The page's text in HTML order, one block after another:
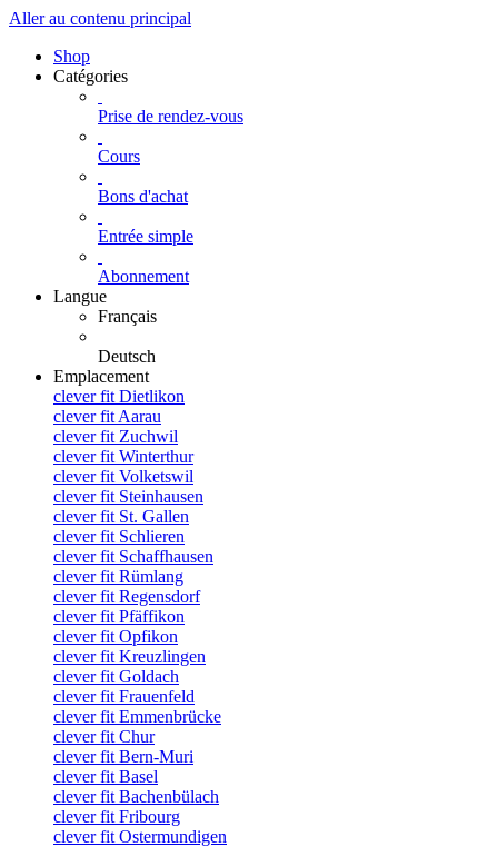
Aller au contenu principal
Shop
Catégories
Prise de rendez-vous
Cours
Bons d'achat
Entrée simple
Abonnement
Langue
Français
Deutsch
Emplacement
clever fit Dietlikon
clever fit Aarau
clever fit Zuchwil
clever fit Winterthur
clever fit Volketswil
clever fit Steinhausen
clever fit St. Gallen
clever fit Schlieren
clever fit Schaffhausen
clever fit Rümlang
clever fit Regensdorf
clever fit Pfäffikon
clever fit Opfikon
clever fit Kreuzlingen
clever fit Goldach
clever fit Frauenfeld
clever fit Emmenbrücke
clever fit Chur
clever fit Bern-Muri
clever fit Basel
clever fit Bachenbülach
clever fit Fribourg
clever fit Ostermundigen